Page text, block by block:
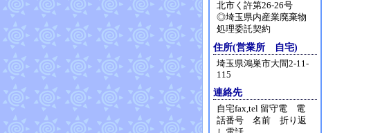
北市く許第26-26号
◎埼玉県内産業廃棄物
処理委託契約
住所(営業所 自宅)
埼玉県鴻巣市大間2-11-
115
連絡先
自宅fax,tel 留守電 電
話番号 名前 折り返